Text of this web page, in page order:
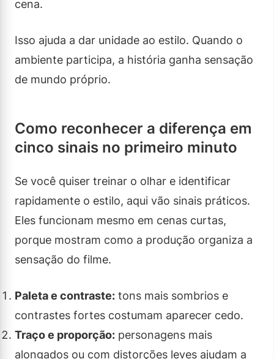
cena.
Isso ajuda a dar unidade ao estilo. Quando o
ambiente participa, a história ganha sensação
de mundo próprio.
Como reconhecer a diferença em
cinco sinais no primeiro minuto
Se você quiser treinar o olhar e identificar
rapidamente o estilo, aqui vão sinais práticos.
Eles funcionam mesmo em cenas curtas,
porque mostram como a produção organiza a
sensação do filme.
Paleta e contraste: tons mais sombrios e
contrastes fortes costumam aparecer cedo.
Traço e proporção: personagens mais
alongados ou com distorções leves ajudam a